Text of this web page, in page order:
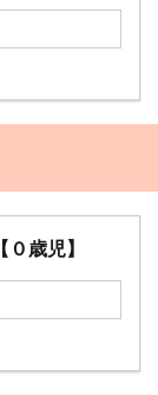
歳児】